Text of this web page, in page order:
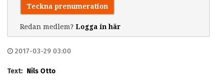
Teckna prenumeration
Redan medlem? Logga in här
2017-03-29 03:00
Text: Nils Otto